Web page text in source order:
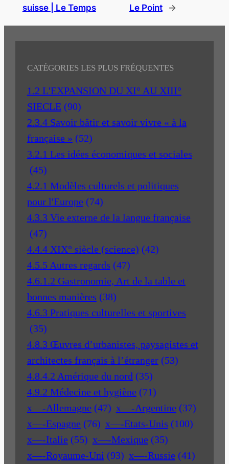
suisse | Le Temps
Le Point
→
CATÉGORIES LES PLUS FRÉQUENTES
1.2 L'EXPANSION DU XI° AU XIII°
SIECLE (90)
2.3.4 Savoir bâtir et savoir vivre « à la
française » (52)
3.2.1 Les idées économiques et sociales
(45)
4.2.1 Modèles culturels et politiques
pour l'Europe (74)
4.3.3 Vie externe de la langue française
(47)
4.4.4 XIX° siècle (science) (42)
4.5.5 Autres regards (47)
4.6.1.2 Gastronomie, Art de la table et
bonnes manières (38)
4.6.3 Pratiques culturelles et sportives
(35)
4.8.3 Œuvres d’urbanistes, paysagistes et
architectes français à l’étranger (53)
4.8.4.2 Amérique du nord (35)
4.9.2 Médecine et hygiène (71)
x—-Allemagne (47) x—-Argentine (37)
x—-Espagne (76) x—-Etats-Unis (100)
x—-Italie (55) x—-Mexique (35)
x—-Royaume-Uni (93) x—-Russie (41)